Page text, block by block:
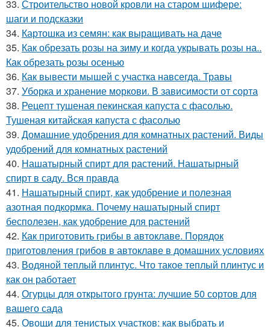
33. Строительство новой кровли на старом шифере:
шаги и подсказки
34. Картошка из семян: как выращивать на даче
35. Как обрезать розы на зиму и когда укрывать розы на..
Как обрезать розы осенью
36. Как вывести мышей с участка навсегда. Травы
37. Уборка и хранение моркови. В зависимости от сорта
38. Рецепт тушеная пекинская капуста с фасолью.
Тушеная китайская капуста с фасолью
39. Домашние удобрения для комнатных растений. Виды
удобрений для комнатных растений
40. Нашатырный спирт для растений. Нашатырный
спирт в саду. Вся правда
41. Нашатырный спирт, как удобрение и полезная
азотная подкормка. Почему нашатырный спирт
бесполезен, как удобрение для растений
42. Как приготовить грибы в автоклаве. Порядок
приготовления грибов в автоклаве в домашних условиях
43. Водяной теплый плинтус. Что такое теплый плинтус и
как он работает
44. Огурцы для открытого грунта: лучшие 50 сортов для
вашего сада
45. Овощи для тенистых участков: как выбрать и